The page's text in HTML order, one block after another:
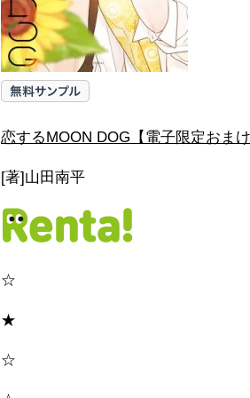
恋するMOON DOG【電子限定おま
[著]山田南平
☆
★
☆